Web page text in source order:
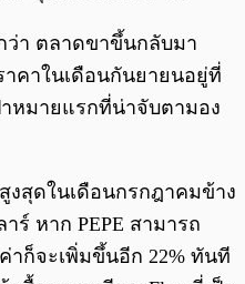
า ตลาดขาขึ้นกลับมา
คาในเดือนกันยายนอยู่ที่
าหมายแรกที่น่าจับตามอง
งสุดในเดือนกรกฎาคมข้าง
ร์ หาก PEPE สามารถ
าก็จะเพิ่มขึ้นอีก 22% ทันที